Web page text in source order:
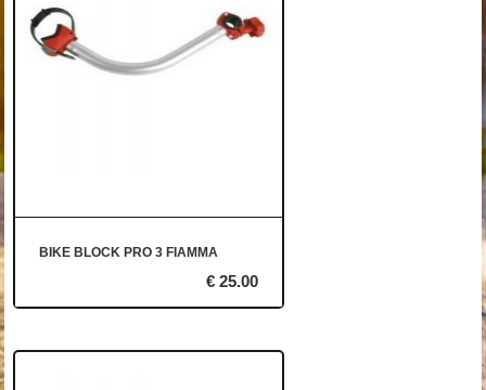
BIKE BLOCK PRO 3 FIAMMA
€ 25.00